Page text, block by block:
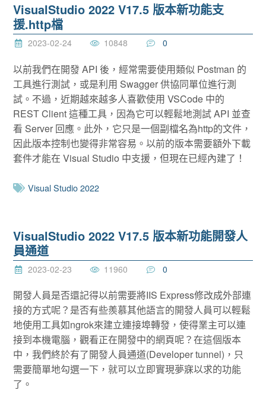
VisualStudio 2022 V17.5 版本新功能支
援.http檔
2023-02-24 10848 0
以前我們在開發 API 後，經常需要使用類似 Postman 的
工具進行測試，或是利用 Swagger 供協同單位進行測
試。不過，近期越來越多人喜歡使用 VSCode 中的
REST Client 這種工具，因為它可以輕鬆地測試 API 並查
看 Server 回應。此外，它只是一個副檔名為http的文件，
因此版本控制也變得非常容易。以前的版本需要額外下載
套件才能在 Visual Studio 中支援，但現在已經內建了！
Visual Studio 2022
VisualStudio 2022 V17.5 版本新功能開發人
員通道
2023-02-23 11960 0
開發人員是否還記得以前需要將IIS Express修改成外部連
接的方式呢？是否有些羨慕其他語言的開發人員可以輕鬆
地使用工具如ngrok來建立連接埠轉發，使得業主可以連
接到本機電腦，觀看正在開發中的網頁呢？在這個版本
中，我們終於有了開發人員通道(Developer tunnel)，只
需要簡單地勾選一下，就可以立即實現夢寐以求的功能
了。